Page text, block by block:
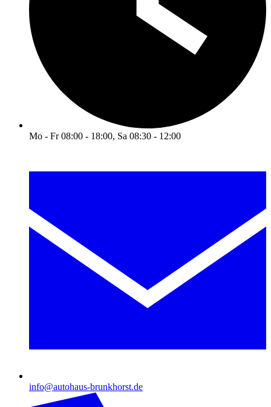
Mo - Fr 08:00 - 18:00, Sa 08:30 - 12:00
info@autohaus-brunkhorst.de